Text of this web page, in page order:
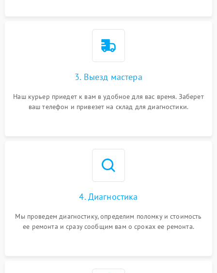
3. Выезд мастера
Наш курьер приедет к вам в удобное для вас время. Заберет
ваш телефон и привезет на склад для диагностики.
4. Диагностика
Мы проведем диагностику, определим поломку и стоимость
ее ремонта и сразу сообщим вам о сроках ее ремонта.